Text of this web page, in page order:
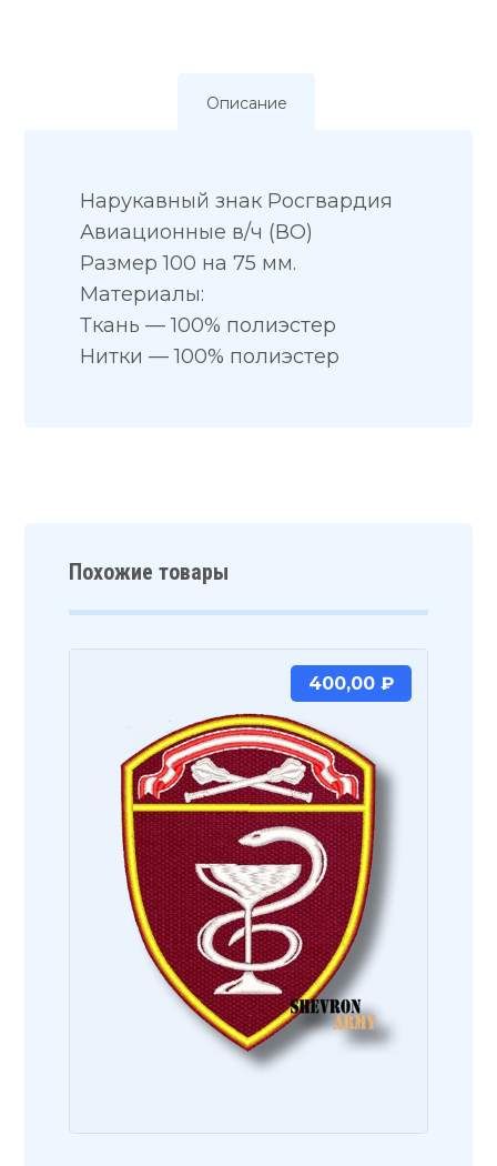
Описание
Нарукавный знак Росгвардия
Авиационные в/ч (ВО)
Размер 100 на 75 мм.
Материалы:
Ткань — 100% полиэстер
Нитки — 100% полиэстер
Похожие товары
400,00 ₽